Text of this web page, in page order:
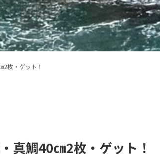
枚・ゲット！
真鯛40㎝2枚・ゲット！